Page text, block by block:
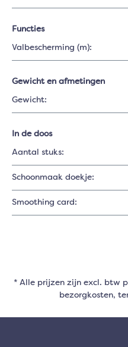
Functies
Valbescherming (m):
Gewicht en afmetingen
Gewicht:
In de doos
Aantal stuks:
Schoonmaak doekje:
Smoothing card:
* Alle prijzen zijn excl. btw
bezorgkosten,